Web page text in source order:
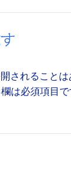
されること
は必須項目